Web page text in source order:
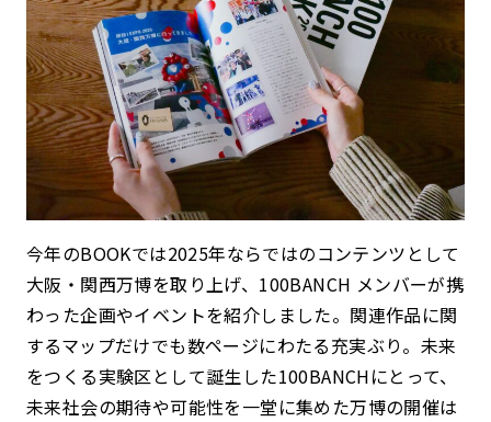
今年のBOOKでは2025年ならではのコンテンツとして
大阪・関西万博を取り上げ、100BANCH メンバーが携
わった企画やイベントを紹介しました。関連作品に関
するマップだけでも数ページにわたる充実ぶり。未来
をつくる実験区として誕生した100BANCHにとって、
未来社会の期待や可能性を一堂に集めた万博の開催は